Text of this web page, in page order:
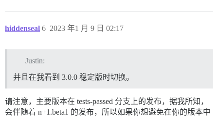
hiddenseal 2023 年1 月 9 日 02:17
6
Justin:
并且在我看到 3.0.0 稳定版时切换。
请注意，主要版本在 tests-passed 分支上的发布，据我所知，
会伴随着 n+1.beta1 的发布，所以如果你想避免在你的版本中